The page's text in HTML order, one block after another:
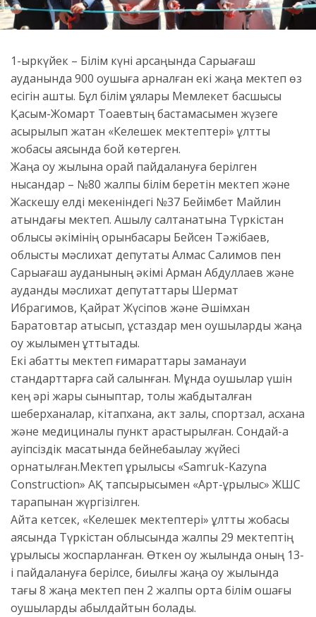
1-қыркүйек – Білім күні қарсаңында Сарыағаш
ауданында 900 оқушыға арналған екі жаңа мектеп өз
есігін ашты. Бұл білім ұялары Мемлекет басшысы
Қасым-Жомарт Тоқаевтың бастамасымен жүзеге
асырылып жатқан «Келешек мектептері» ұлттық
жобасы аясында бой көтерген.
Жаңа оқу жылына орай пайдалануға берілген
нысандар – №80 жалпы білім беретін мектеп және
Жаскешу елді мекеніндегі №37 Бейімбет Майлин
атындағы мектеп. Ашылу салтанатына Түркістан
облысы әкімінің орынбасары Бейсен Тәжібаев,
облыстық мәслихат депутаты Алмас Салимов пен
Сарыағаш ауданының әкімі Арман Абдуллаев және
аудандық мәслихат депутаттары Шермат
Ибрагимов, Қайрат Жүсіпов және Әшімхан
Баратовтар қатысып, ұстаздар мен оқушыларды жаңа
оқу жылымен құттықтады.
Екі қабатты мектеп ғимараттары заманауи
стандарттарға сай салынған. Мұнда оқушылар үшін
кең әрі жарық сыныптар, толық жабдықталған
шеберханалар, кітапхана, акт залы, спортзал, асхана
және медициналық пункт қарастырылған. Сондай-ақ
қауіпсіздік мақсатында бейнебақылау жүйесі
орнатылған.Мектеп құрылысы «Samruk-Kazyna
Construction» АҚ тапсырысымен «Арт-құрылыс» ЖШС
тарапынан жүргізілген.
Айта кетсек, «Келешек мектептері» ұлттық жобасы
аясында Түркістан облысында жалпы 29 мектептің
құрылысы жоспарланған. Өткен оқу жылында оның 13-
і пайдалануға берілсе, биылғы жаңа оқу жылында
тағы 8 жаңа мектеп пен 2 жалпы орта білім ошағы
оқушыларды қабылдайтын болады.